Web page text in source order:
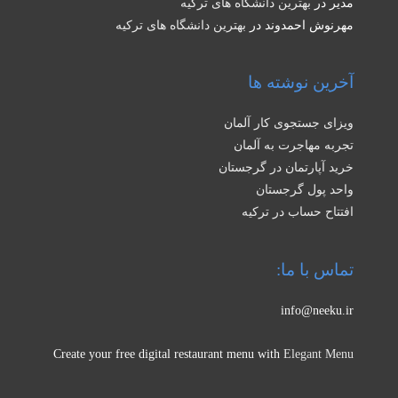
مدیر در بهترین دانشگاه های ترکیه
مهرنوش احمدوند در بهترین دانشگاه های ترکیه
آخرین نوشته ها
ویزای جستجوی کار آلمان
تجربه مهاجرت به آلمان
خرید آپارتمان در گرجستان
واحد پول گرجستان
افتتاح حساب در ترکیه
تماس با ما:
info@neeku.ir
Create your free digital restaurant menu with Elegant Menu